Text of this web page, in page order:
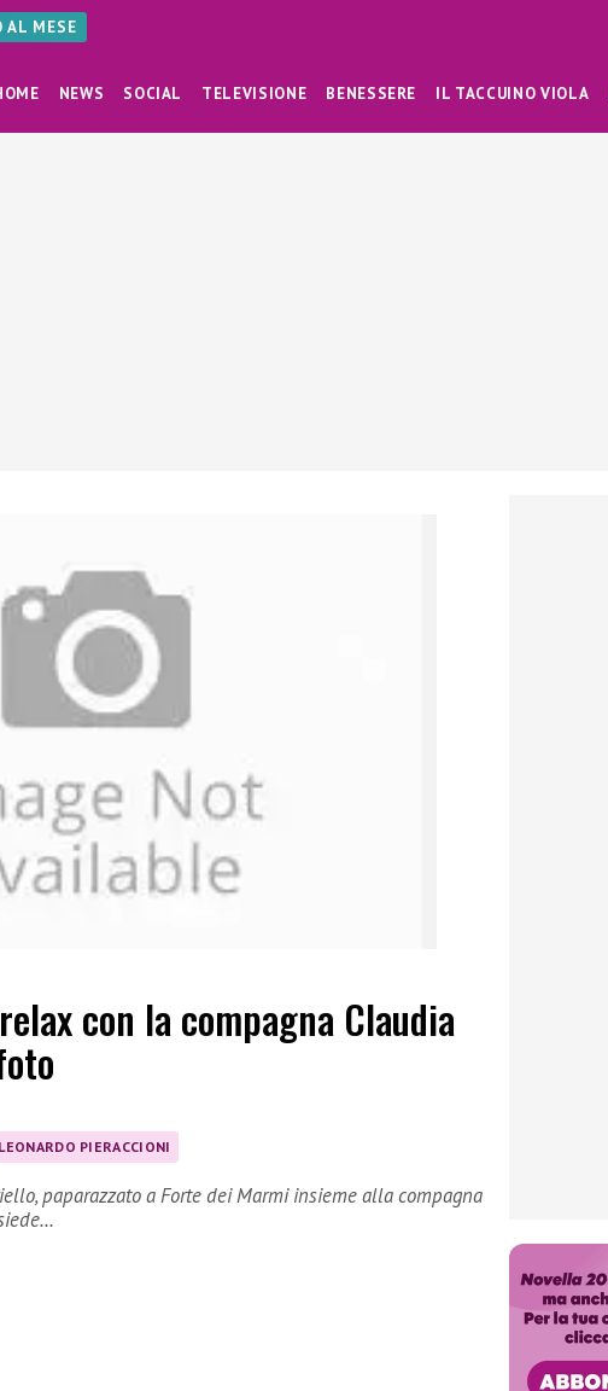
AL MESE
NEWS SOCIAL TELEVISIONE BENESSERE IL TACCUINO VIOLA
con la compagna Claudia
LEONARDO PIERACCIONI
paparazzato a Forte dei Marmi insieme alla compagna